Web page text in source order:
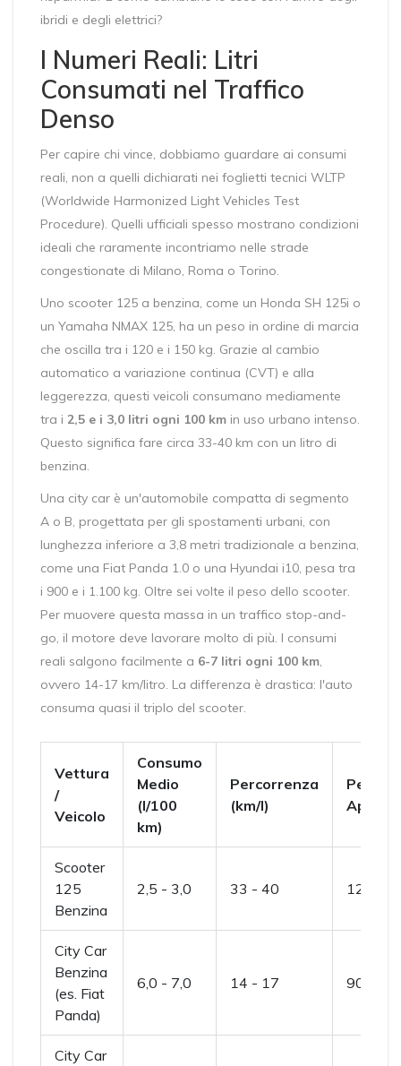
ibridi e degli elettrici?
I Numeri Reali: Litri
Consumati nel Traffico
Denso
Per capire chi vince, dobbiamo guardare ai consumi
reali, non a quelli dichiarati nei foglietti tecnici WLTP
(Worldwide Harmonized Light Vehicles Test
Procedure). Quelli ufficiali spesso mostrano condizioni
ideali che raramente incontriamo nelle strade
congestionate di Milano, Roma o Torino.
Uno scooter 125 a benzina, come un Honda SH 125i o
un Yamaha NMAX 125, ha un peso in ordine di marcia
che oscilla tra i 120 e i 150 kg. Grazie al cambio
automatico a variazione continua (CVT) e alla
leggerezza, questi veicoli consumano mediamente
tra i 2,5 e i 3,0 litri ogni 100 km in uso urbano intenso.
Questo significa fare circa 33-40 km con un litro di
benzina.
Una city car è un'automobile compatta di segmento
A o B, progettata per gli spostamenti urbani, con
lunghezza inferiore a 3,8 metri tradizionale a benzina,
come una Fiat Panda 1.0 o una Hyundai i10, pesa tra
i 900 e i 1.100 kg. Oltre sei volte il peso dello scooter.
Per muovere questa massa in un traffico stop-and-
go, il motore deve lavorare molto di più. I consumi
reali salgono facilmente a 6-7 litri ogni 100 km,
ovvero 14-17 km/litro. La differenza è drastica: l'auto
consuma quasi il triplo del scooter.
Vettura
/
Veicolo
Consumo
Medio
(l/100
km)
Percorrenza
(km/l)
Peso
Scooter
125
Benzina
2,5 - 3,0 33 - 40 120 -
City Car
Benzina
(es. Fiat
Panda)
6,0 - 7,0 14 - 17 900 -
City Car